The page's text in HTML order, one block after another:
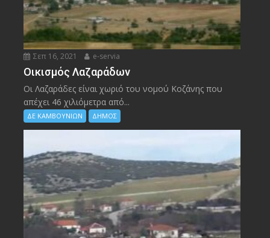
Σεπ 16, 2021 e-servia
Οικισμός Λαζαράδων
Οι Λαζαράδες είναι χωριό του νομού Κοζάνης που
απέχει 46 χιλιόμετρα από...
ΔΕ ΚΑΜΒΟΥΝΙΩΝ ΔΗΜΟΣ